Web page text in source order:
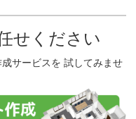
せください
サービスを 試してみませ